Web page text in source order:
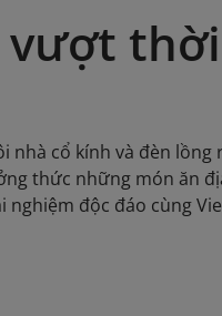
cổ kính và đèn
thức những món ăn
độc đáo cùng